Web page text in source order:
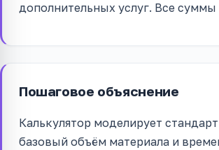
дополнительных услуг. Все
Пошаговое объяснение
Калькулятор моделирует
базовый объём материала и